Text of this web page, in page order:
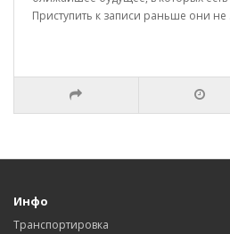
Приступить к записи раньше они не
Инфо
Транспортировка